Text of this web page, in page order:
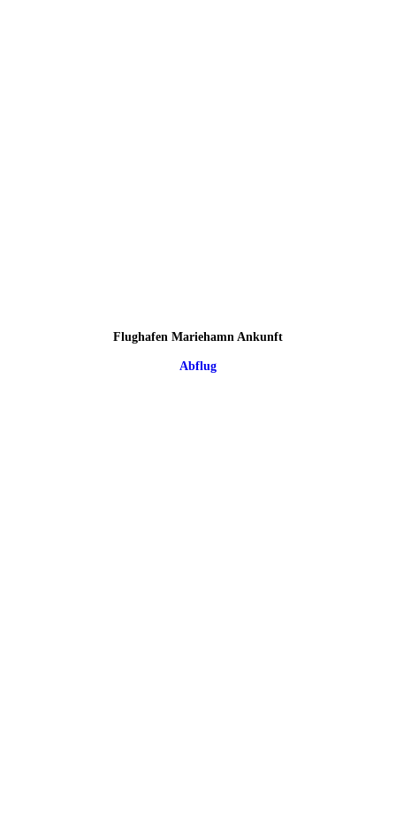
Flughafen Mariehamn Ankunft
Abflug